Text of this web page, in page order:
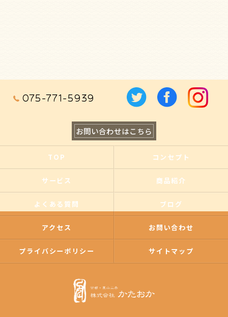
075-771-5939
お問い合わせはこちら
TOP コンセプト
サービス 商品紹介
よくある質問 ブログ
アクセス お問い合わせ
プライバシーポリシー サイトマップ